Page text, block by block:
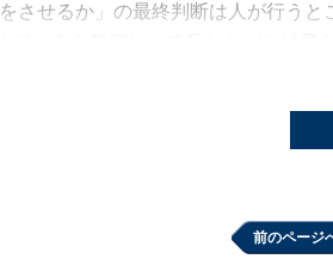
をさせるか」の最終判断は人が行う
るタイミングを学び、さらに膝を前
前のページ